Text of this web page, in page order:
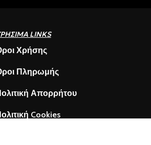
LINKS
Χρήσης
Πληρωμής
Απορρήτου
Cookies